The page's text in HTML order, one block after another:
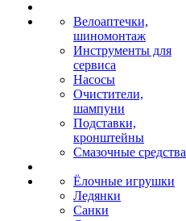
Велоаптечки,
шиномонтаж
Инструменты для
сервиса
Насосы
Очистители,
шампуни
Подставки,
кронштейны
Смазочные средства
Ёлочные игрушки
Ледянки
Санки